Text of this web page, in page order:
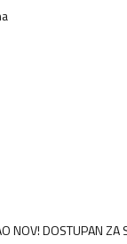
NOV! DOSTUPAN ZA